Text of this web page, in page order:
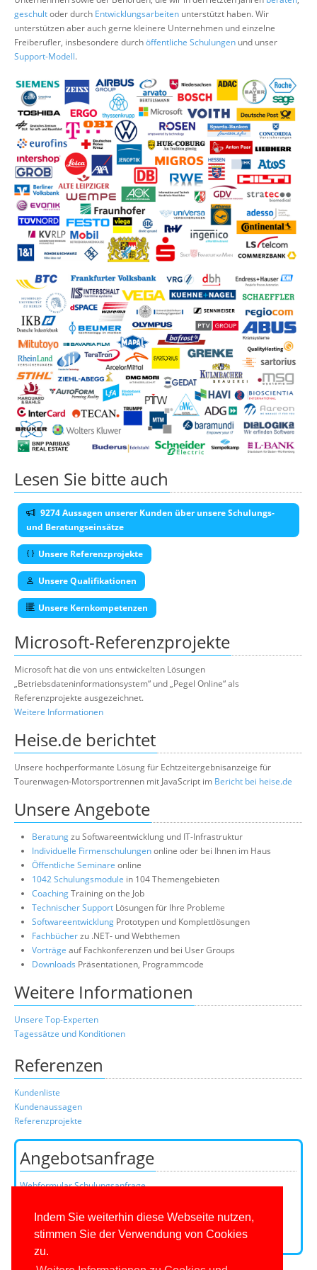
Indem Sie weiterhin diese Webseite nutzen,
stimmen Sie der Verwendung von Cookies
zu.
Über uns
Suche
geschultoder durch Entwicklungsarbeiten unterstützt haben. Wir
unterstützen aber auch gerne kleinere Unternehmen und einzelne
Freiberufler, insbesondere durchöffentliche Schulungen und unser
Support-Modell.
Lesen Sie bitte auch
9274 Aussagen unserer Kunden über unsere Schulungs-
und Beratungseinsätze
Unsere Referenzprojekte
Unsere Qualifikationen
Unsere Kernkompetenzen
Microsoft-Referenzprojekte
Microsoft hat die von uns entwickelten Lösungen
„Betriebsdateninformationsystem“ und „Pegel Online“ als
Referenzprojekte ausgezeichnet.
Weitere Informationen
Heise.de berichtet
Unsere hochperformante Lösung für Echtzeitergebnisanzeige für
Tourenwagen-Motorsportrennen mit JavaScript im Bericht bei heise.de
Unsere Angebote
Beratungzu Softwareentwicklung und IT-Infrastruktur
Individuelle Firmenschulungenonline oder bei Ihnen im Haus
Öffentliche Seminare online
1042 Schulungsmodule in 104 Themengebieten
CoachingTraining on the Job
Technischer Support Lösungen für Ihre Probleme
Softwareentwicklung Prototypen und Komplettlösungen
Fachbücherzu .NET- und Webthemen
Vorträge auf Fachkonferenzen und bei User Groups
Downloads Präsentationen, Programmcode
Weitere Informationen
Unsere Top-Experten
Tagessätze und Konditionen
Referenzen
Kundenliste
Kundenaussagen
Referenzprojekte
Angebotsanfrage
Webformular Schulungsanfrage
oder über unser Kundenteam:
Telefon
0201/649590-0
(Mo-Fr 9-16 Uhr)
E-Mail: